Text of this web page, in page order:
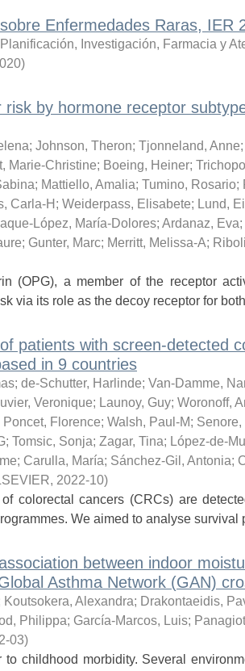
Enfermedades Raras, IER
Investigación, Farmacia y
)
by hormone receptor
; Johnson, Theron; Tjonneland, Anne;
Marie-Christine; Boeing, Heiner;
; Mattiello, Amalia; Tumino, Rosario;
Carla-H ; Weiderpass, Elisabete; Lund,
López, María-Dolores; Ardanaz, Eva;
; Gunter, Marc; Merritt, Melissa-A;
(OPG), a member of the receptor
via its role as the decoy receptor for
patients with screen-detected
in 9 countries
; de-Schutter, Harlinde; Van-Damme,
Veronique; Launoy, Guy; Woronoff,
Poncet, Florence; Walsh, Paul-M;
; Tomsic, Sonja; Zagar, Tina; López-de-
; Carulla, María; Sánchez-Gil, Antonia;
, 2022-10)
colorectal cancers (CRCs) are
We aimed to analyse survival
between indoor
Asthma Network (GAN)
Koutsokera, Alexandra; Drakontaeidis,
Philippa; García-Marcos, Luis;
03)
childhood morbidity. Several